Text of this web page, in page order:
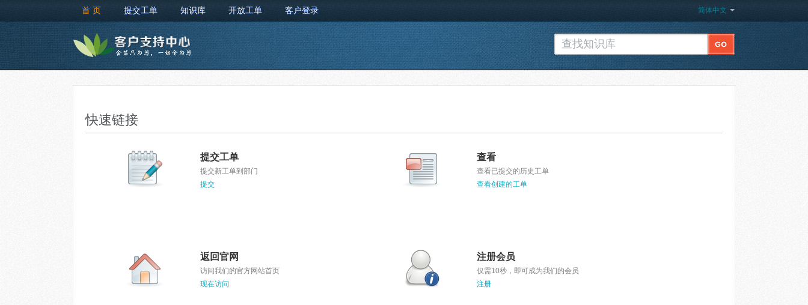
首 页 提交工单 知识库 开放工单 客户登录 简体中文
快速链接
提交工单
提交新工单到部门
提交
查看
查看已提交的历史工单
查看创建的工单
返回官网
访问我们的官方网站首页
现在访问
注册会员
仅需10秒，即可成为我们的会员
注册